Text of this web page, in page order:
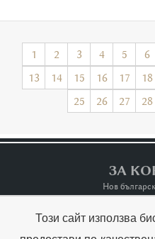
1 2 3 4 5 6
13
14 15 16 17 18
25
26 27 28
ЗА
Нов
Контакти
Този сайт използва